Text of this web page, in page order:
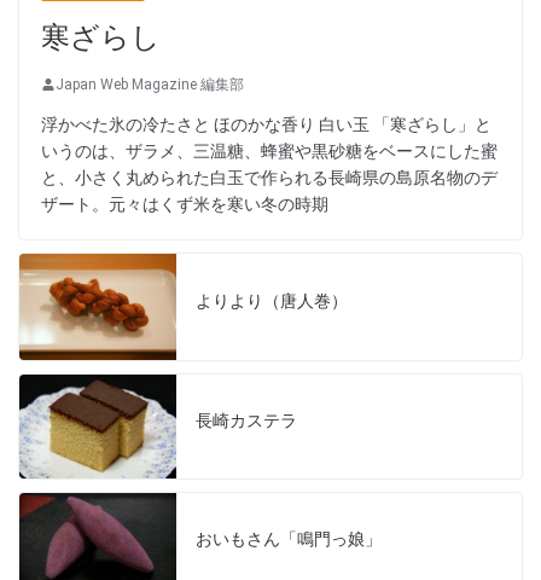
寒ざらし
Japan Web Magazine 編集部
浮かべた氷の冷たさと ほのかな香り 白い玉 「寒ざらし」と
いうのは、ザラメ、三温糖、蜂蜜や黒砂糖をベースにした蜜
と、小さく丸められた白玉で作られる長崎県の島原名物のデ
ザート。元々はくず米を寒い冬の時期
よりより（唐人巻）
長崎カステラ
おいもさん「鳴門っ娘」